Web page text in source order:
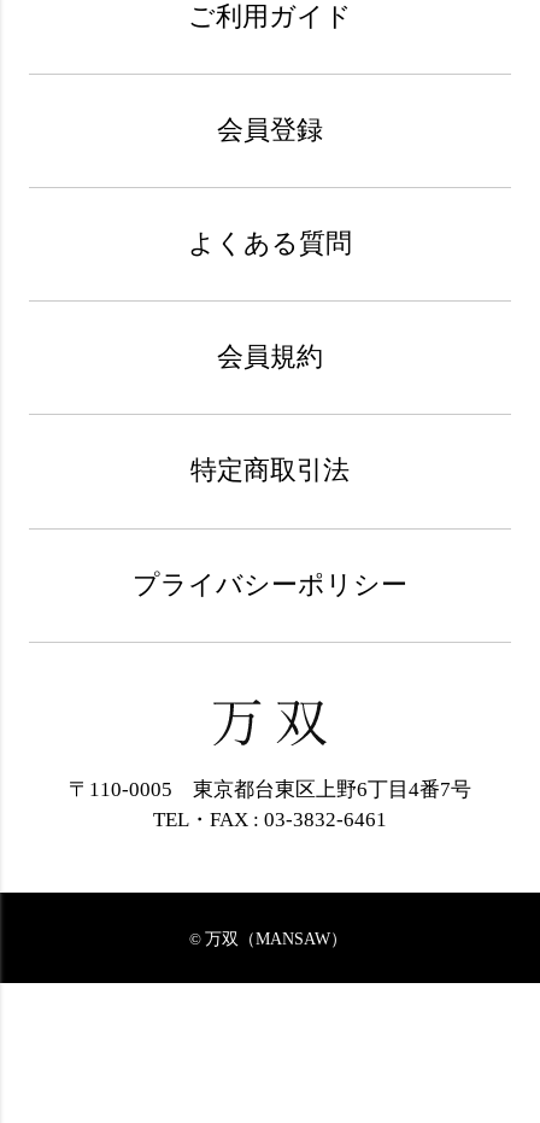
ご利用ガイド
会員登録
よくある質問
会員規約
特定商取引法
プライバシーポリシー
〒110-0005 東京都台東区上野6丁目4番7号
TEL・FAX : 03-3832-6461
© 万双（MANSAW）